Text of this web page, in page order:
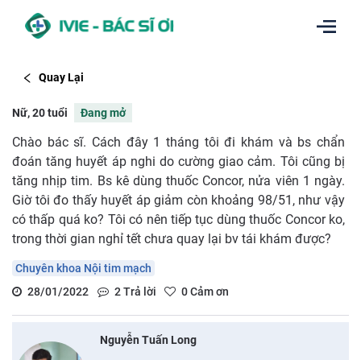
Quay Lại
Nữ, 20 tuổi Đang mở
Chào bác sĩ. Cách đây 1 tháng tôi đi khám và bs chẩn
đoán tăng huyết áp nghi do cường giao cảm. Tôi cũng bị
tăng nhịp tim. Bs kê dùng thuốc Concor, nửa viên 1 ngày.
Giờ tôi đo thấy huyết áp giảm còn khoảng 98/51, như vậy
có thấp quá ko? Tôi có nên tiếp tục dùng thuốc Concor ko,
trong thời gian nghỉ tết chưa quay lại bv tái khám được?
Chuyên khoa Nội tim mạch
28/01/2022
2Trả lời 0Cảm ơn
Nguyễn Tuấn Long